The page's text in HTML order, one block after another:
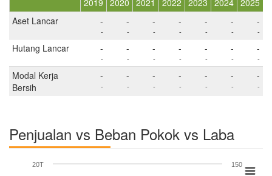
Aset Lancar
-
-
-
-
-
-
-
-
-
-
-
-
-
-
Hutang Lancar -
-
-
-
-
-
-
-
-
-
-
-
-
-
Modal Kerja
Bersih
-
-
-
-
-
-
-
-
-
-
-
-
-
-
Penjualan vs Beban Pokok vs Laba
20T 150